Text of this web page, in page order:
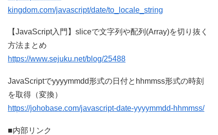
kingdom.com/javascript/date/to_locale_string
【JavaScript入門】sliceで文字列や配列(Array)を切り抜く
方法まとめ
https://www.sejuku.net/blog/25488
JavaScriptでyyyymmdd形式の日付とhhmmss形式の時刻
を取得（変換）
https://johobase.com/javascript-date-yyyymmdd-hhmmss/
■内部リンク